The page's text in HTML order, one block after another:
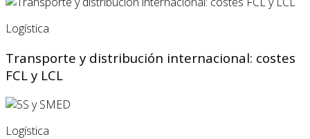
Logística
Transporte y distribución internacional: costes
FCL y LCL
Logística